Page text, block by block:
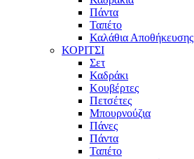
Πάντα
Ταπέτο
Καλάθια Αποθήκευσης
ΚΟΡΙΤΣΙ
Σετ
Καδράκι
Κουβέρτες
Πετσέτες
Μπουρνούζια
Πάνες
Πάντα
Ταπέτο